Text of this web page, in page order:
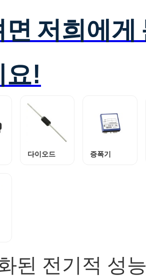
면 저희에게
요!
다이오드 증폭기
된 전기적 성